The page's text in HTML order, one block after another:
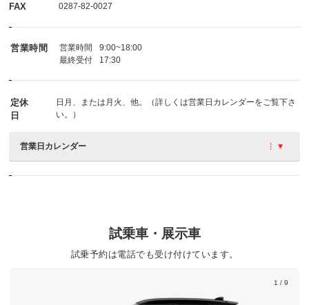
FAX 0287-82-0027
営業時間 営業時間
9:00~18:00
最終受付
17:30
定休
日
日月、または月火、他。（詳しくは営業日カレンダーをご覧下さ
い。）
営業日カレンダー
試乗車・展示車
試乗予約は電話でも受け付けています。
1 / 9